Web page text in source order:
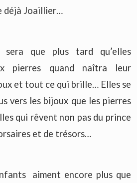
déjà Joaillier…
que plus tard qu’elles
pierres quand naîtra leur
et tout ce qui brille… Elles se
vers les bijoux que les pierres
qui rêvent non pas du prince
et de trésors…
aiment encore plus que